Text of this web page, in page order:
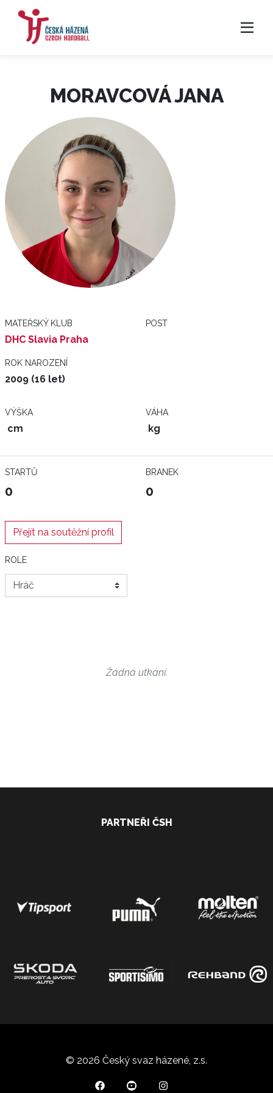
MORAVCOVÁ JANA
MATEŘSKÝ KLUB
DHC Slavia Praha
POST
ROK NAROZENÍ
2009 (16 let)
VÝŠKA
cm
VÁHA
kg
STARTŮ
0
BRANEK
0
Přejít na soutěžní profil
ROLE
Žádná utkání.
PARTNEŘI ČSH
© 2026 Český svaz házené, z.s.